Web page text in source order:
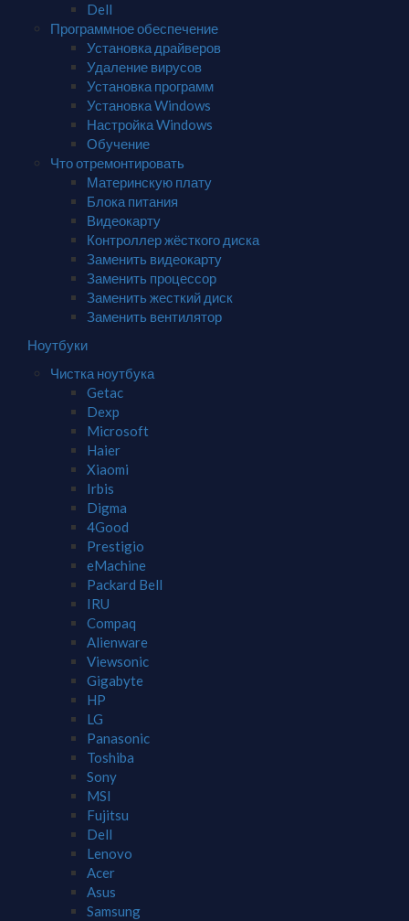
Dell
Программное обеспечение
Установка драйверов
Удаление вирусов
Установка программ
Установка Windows
Настройка Windows
Обучение
Что отремонтировать
Материнскую плату
Блока питания
Видеокарту
Контроллер жёсткого диска
Заменить видеокарту
Заменить процессор
Заменить жесткий диск
Заменить вентилятор
Ноутбуки
Чистка ноутбука
Getac
Dexp
Microsoft
Haier
Xiaomi
Irbis
Digma
4Good
Prestigio
eMachine
Packard Bell
IRU
Compaq
Alienware
Viewsonic
Gigabyte
HP
LG
Panasonic
Toshiba
Sony
MSI
Fujitsu
Dell
Lenovo
Acer
Asus
Samsung